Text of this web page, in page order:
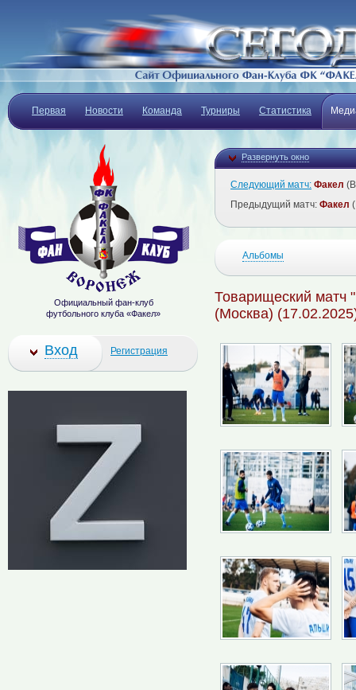
Первая Новости Команда Турниры Статистика
Развернуть окно
Следующий матч: Факел
Предыдущий матч: Факел
Альбомы
Товарищеский матч
(Москва)
Официальный фан-клуб
футбольного клуба «Факел»
Вход Регистрация